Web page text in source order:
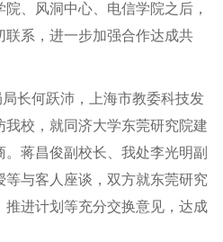
、风洞中心、电信学院之后，
系，进一步加强合作达成共
长何跃沛，上海市教委科技发
我校，就同济大学东莞研究院建
蒋昌俊副校长、我处李光明副
与客人座谈，双方就东莞研究
推进计划等充分交换意见，达成